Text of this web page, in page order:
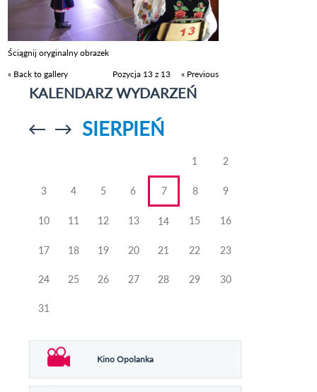
Ściągnij oryginalny obrazek
« Back to gallery
Pozycja 13 z 13 « Previous
KALENDARZ WYDARZEŃ
Przejdź doPrzejdź do
SIERPIEŃ
1 2
3 4 5 6 7 8 9
10 11 12 13 14 15 16
17 18 19 20 21 22 23
24 25 26 27 28 29 30
31
Kino Opolanka